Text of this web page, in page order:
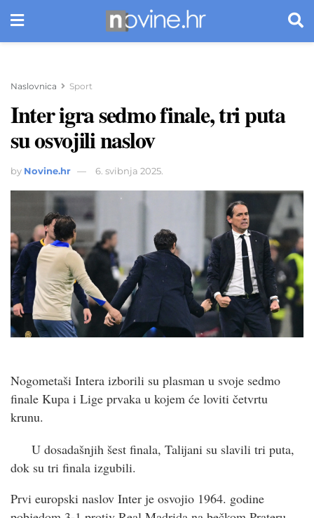
Naslovnica Sport
Inter igra sedmo finale, tri puta
su osvojili naslov
by Novine.hr 6. svibnja 2025.
Nogometaši Intera izborili su plasman u svoje sedmo
finale Kupa i Lige prvaka u kojem će loviti četvrtu
krunu.
U dosadašnjih šest finala, Talijani su slavili tri puta,
dok su tri finala izgubili.
Prvi europski naslov Inter je osvojio 1964. godine